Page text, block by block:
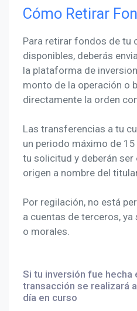
Cómo Retirar
Para retirar fondos de tu
disponibles, deberás
la plataforma de
monto de la operación o
directamente la orden
Las transferencias a tu
un periodo máximo de
tu solicitud y deberán ser
origen a nombre del
Por regilación, no está
a cuentas de terceros,
o morales.
Si tu inversión fue hecha
transacción se realizará
día en curso